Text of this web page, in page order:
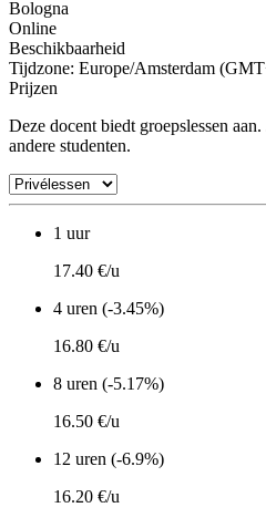
Bologna
Online
Beschikbaarheid
Tijdzone: Europe/Amsterdam
Prijzen
Deze docent biedt groepslessen
andere studenten.
1 uur
17.40 €/u
4 uren (-3.45%)
16.80 €/u
8 uren (-5.17%)
16.50 €/u
12 uren (-6.9%)
16.20 €/u